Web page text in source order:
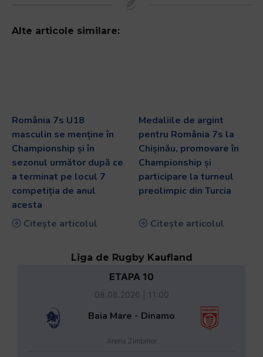
Alte articole similare:
România 7s U18
masculin se menține în
Championship și în
sezonul următor după ce
a terminat pe locul 7
competiția de anul
acesta
Citește articolul
Medaliile de argint
pentru România 7s la
Chișinău, promovare în
Championship și
participare la turneul
preolimpic din Turcia
Citește articolul
Liga de Rugby Kaufland
ETAPA 10
08.08.2026 | 11:00
Baia Mare - Dinamo
Arena Zimbrilor